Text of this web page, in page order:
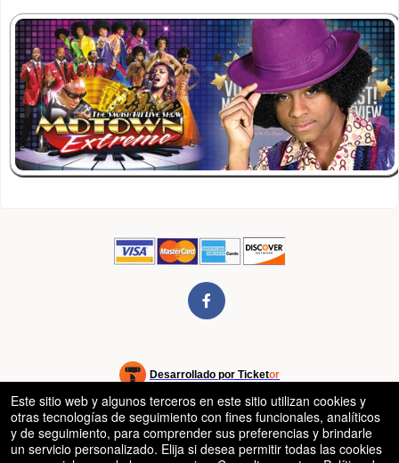
Desarrollado por Ticketor
Sistema de venta de entradas y taquilla de Ticketor
Software de venta de entradas y taquilla para recintos, teatros y
estadios
© Todos los Derechos Reservados.
50.28.84.148
Condiciones de uso
Este sitio web y algunos terceros en este sitio utilizan cookies y
otras tecnologías de seguimiento con fines funcionales, analíticos
y de seguimiento, para comprender sus preferencias y brindarle
un servicio personalizado. Elija si desea permitir todas las cookies